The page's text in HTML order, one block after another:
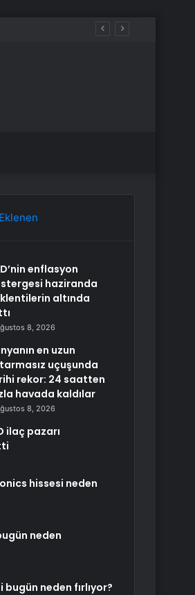
enflasyon
haziranda
altında
8, 2026
en uzun
uçuşunda
rekor: 24 saatten
havada kaldılar
8, 2026
ilaç pazarı
hissesi neden
neden
neden fırlıyor?